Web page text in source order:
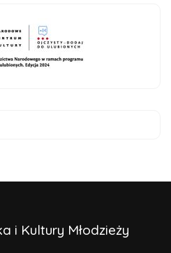
i Kultury Młodzieży